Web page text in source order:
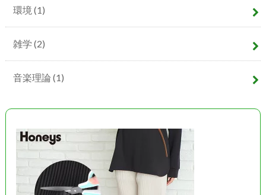
環境 (1)
雑学 (2)
音楽理論 (1)